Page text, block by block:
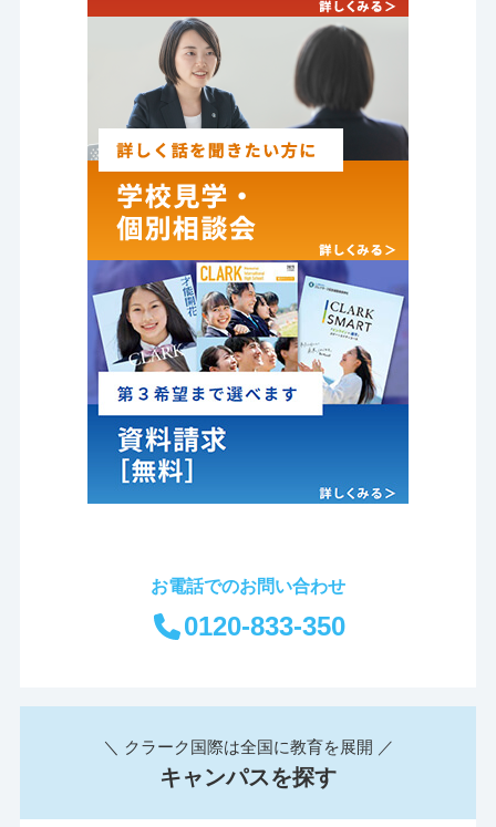
お電話でのお問い合わせ
0120-833-350
＼ クラーク国際は全国に教育を展開 ／
キャンパスを探す